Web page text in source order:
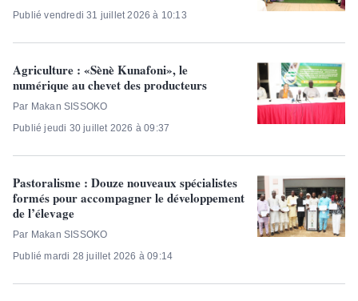
Publié vendredi 31 juillet 2026 à 10:13
Agriculture : «Sènè Kunafoni», le
numérique au chevet des producteurs
Par Makan SISSOKO
Publié jeudi 30 juillet 2026 à 09:37
Pastoralisme : Douze nouveaux spécialistes
formés pour accompagner le développement
de l’élevage
Par Makan SISSOKO
Publié mardi 28 juillet 2026 à 09:14